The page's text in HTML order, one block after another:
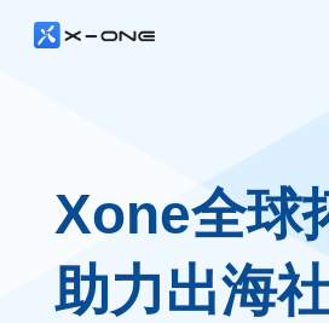
Xone全球
助力出海